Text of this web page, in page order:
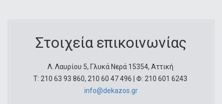
Στοιχεία επικοινωνίας
Λ. Λαυρίου 5, Γλυκά Νερά 15354, Αττική
Τ: 210 63 93 860, 210 60 47 496 | Φ: 210 601 6243
info@dekazos.gr